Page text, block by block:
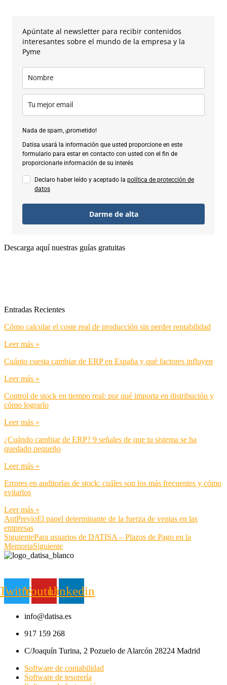
Apúntate al newsletter para recibir contenidos
interesantes sobre el mundo de la empresa y la
Pyme
Nada de spam, ¡prometido!
Datisa usará la información que usted proporcione en este
formulario para estar en contacto con usted con el fin de
proporcionarle información de su interés
Declaro haber leído y aceptado la política de protección de
datos
Darme de alta
Descarga aquí nuestras guías gratuitas
Entradas Recientes
Cómo calcular el coste real de producción sin perder rentabilidad
Leer más »
Cuánto cuesta cambiar de ERP en España y qué factores influyen
Leer más »
Control de stock en tiempo real: por qué importa en distribución y
cómo lograrlo
Leer más »
¿Cuándo cambiar de ERP? 9 señales de que tu sistema se ha
quedado pequeño
Leer más »
Errores en auditorías de stock: cuáles son los más frecuentes y cómo
evitarlos
Leer más »
AntPrevioEl papel determinante de la fuerza de ventas en las
empresas
SiguientePara usuarios de DATISA – Plazos de Pago en la
MemoriaSiguiente
YoutubeLinkedin
info@datisa.es
917 159 268
C/Joaquín Turina, 2 Pozuelo de Alarcón 28224 Madrid
Software de contabilidad
Software de tesorería